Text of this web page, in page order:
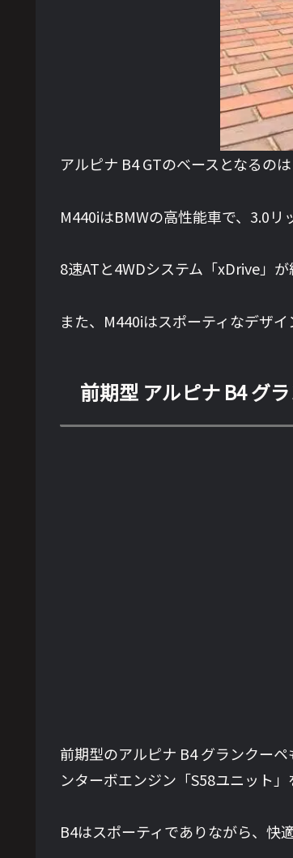
アルピナ B4 GTのベースとなるの
M440iはBMWの高性能車で、3.0
8速ATと4WDシステム「xDrive」
また、M440iはスポーティなデザ
前期型 アルピナ B4 グ
前期型のアルピナ B4 グランクー
ンターボエンジン「S58ユニット」
B4はスポーティでありながら、快